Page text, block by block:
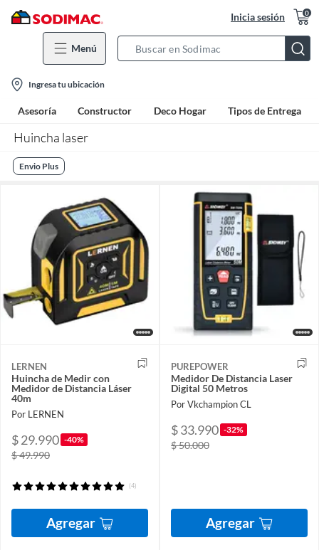
Inicia sesión 0
Menú
Bar
location-
icon
Ingresa tu ubicación
Asesoría Constructor Deco Hogar Tipos de Entrega
Huincha laser
Envio Plus
LERNEN
Huincha de Medir con
Medidor de Distancia Láser
40m
Por LERNEN
$ 29.990 -40%
$ 49.990
(4)
Agregar
PUREPOWER
Medidor De Distancia Laser
Digital 50 Metros
Por Vkchampion CL
$ 33.990 -32%
$ 50.000
Agregar